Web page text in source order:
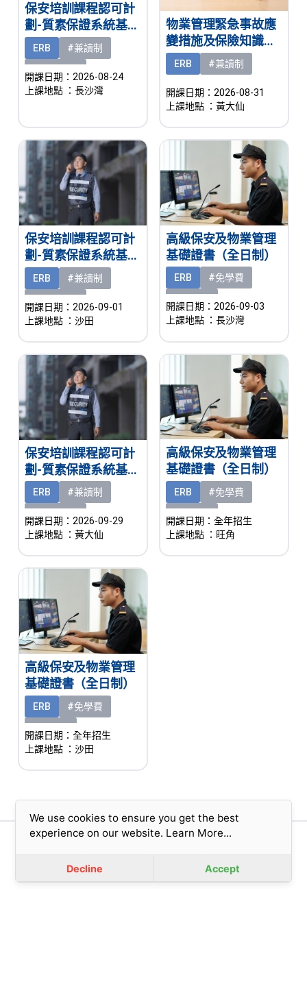
保安培訓課程認可計
劃-質素保證系統基礎
證書（兼讀制）
ERB
#兼讀制
#熱門課程
開課日期：2026-08-24
上課地點 ：長沙灣
物業管理緊急事故應
變措施及保險知識基
礎證書（兼讀制）
ERB #兼讀制
開課日期：2026-08-31
上課地點 ：黃大仙
保安培訓課程認可計
劃-質素保證系統基礎
證書（兼讀制）
ERB
#兼讀制
#熱門課程
開課日期：2026-09-01
上課地點 ：沙田
高級保安及物業管理
基礎證書（全日制）
ERB
#免學費
#有津貼
開課日期：2026-09-03
上課地點 ：長沙灣
保安培訓課程認可計
劃-質素保證系統基礎
證書（兼讀制）
ERB
#兼讀制
#熱門課程
開課日期：2026-09-29
上課地點 ：黃大仙
高級保安及物業管理
基礎證書（全日制）
ERB
#免學費
#有津貼
開課日期：全年招生
上課地點 ：旺角
高級保安及物業管理
基礎證書（全日制）
ERB
#免學費
#有津貼
開課日期：全年招生
上課地點 ：沙田
We use cookies to ensure you get the best
experience on our website. Learn More...
Decline Accept
版權所有© 2023 香港基督教女青年會 (擔保有限公司)